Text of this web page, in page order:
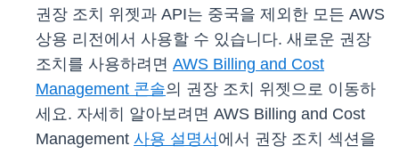
권장 조치 위젯과 API는 중국을 제외한 모든 AWS
상용 리전에서 사용할 수 있습니다. 새로운 권장
조치를 사용하려면 AWS Billing and Cost
Management 콘솔의 권장 조치 위젯으로 이동하
세요. 자세히 알아보려면 AWS Billing and Cost
Management 사용 설명서 에서 권장 조치 섹션을